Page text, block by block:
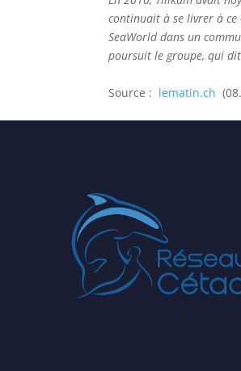
continuait à se livrer à ce
SeaWorld dans un
poursuit le groupe, qui
Source : lematin.ch